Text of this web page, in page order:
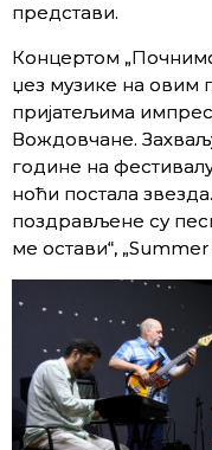
представи.
Концертом
џез музике на овим
пријатељима
Вождовчане.
године на
ноћи постала
поздрављене су
ме остави“,